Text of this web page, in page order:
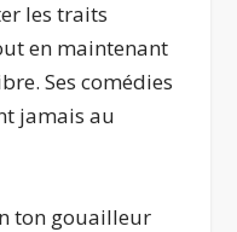
les traits
en maintenant
Ses comédies
jamais au
ton gouailleur